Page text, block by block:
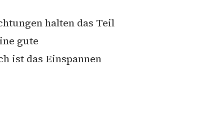
halten das Teil
gute
ist das Einspannen